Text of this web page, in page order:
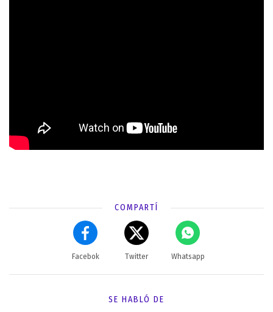
COMPARTÍ
Facebok Twitter Whatsapp
SE HABLÓ DE